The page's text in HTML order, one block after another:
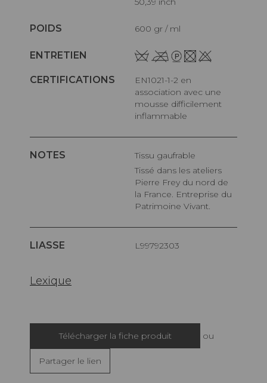
POIDS 600 gr / ml
ENTRETIEN
CERTIFICATIONS
EN1021-1-2 en
association avec une
mousse difficilement
inflammable
NOTES
Tissu gaufrable
Tissé dans les ateliers
Pierre Frey du nord de
la France. Entreprise du
Patrimoine Vivant.
LIASSE L99792303
Lexique
Télécharger la fiche produit ou
Partager le lien